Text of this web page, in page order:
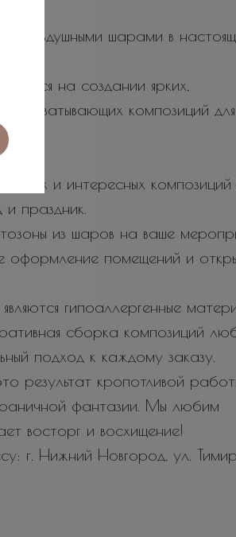
воздушными шарами в
на создании ярких,
захватывающих композиций для
и интересных композиций
праздник.
из шаров на ваше
оформление помещений и
гипоаллергенные
сборка композиций
подход к каждому заказу.
результат кропотливой
фантазии. Мы любим
восторг и восхищение!
г. Нижний Новгород, ул.